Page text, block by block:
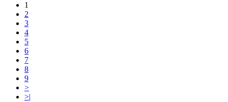
1
2
3
4
5
6
7
8
9
>
>|